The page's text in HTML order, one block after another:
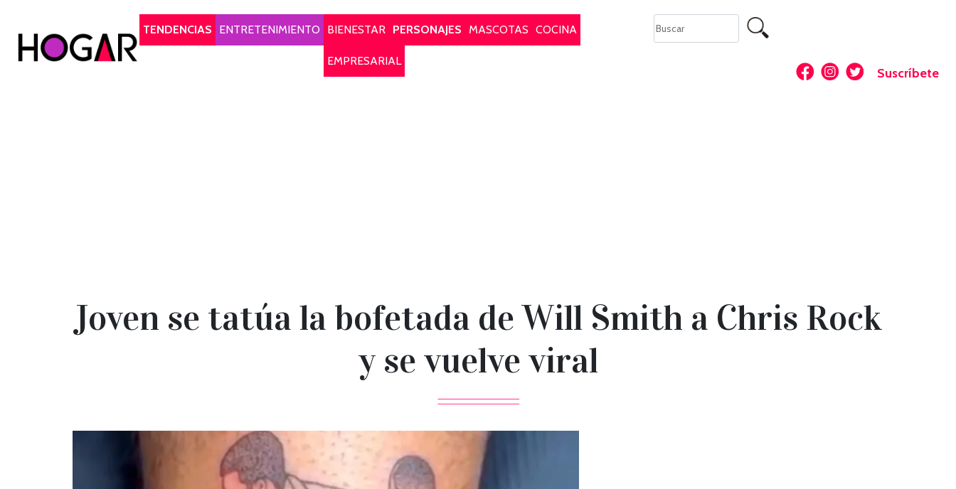
TENDENCIAS
ENTRETENIMIENTO BIENESTAR PERSONAJES MASCOTAS COCINA
EMPRESARIAL
Suscríbete
Joven se tatúa la bofetada de Will Smith a Chris Rock
y se vuelve viral